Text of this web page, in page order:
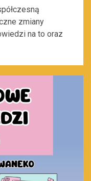
zmiany
na to oraz